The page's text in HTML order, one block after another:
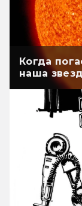
Когда
наша